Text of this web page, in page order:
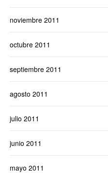
noviembre 2011
octubre 2011
septiembre 2011
agosto 2011
julio 2011
junio 2011
mayo 2011